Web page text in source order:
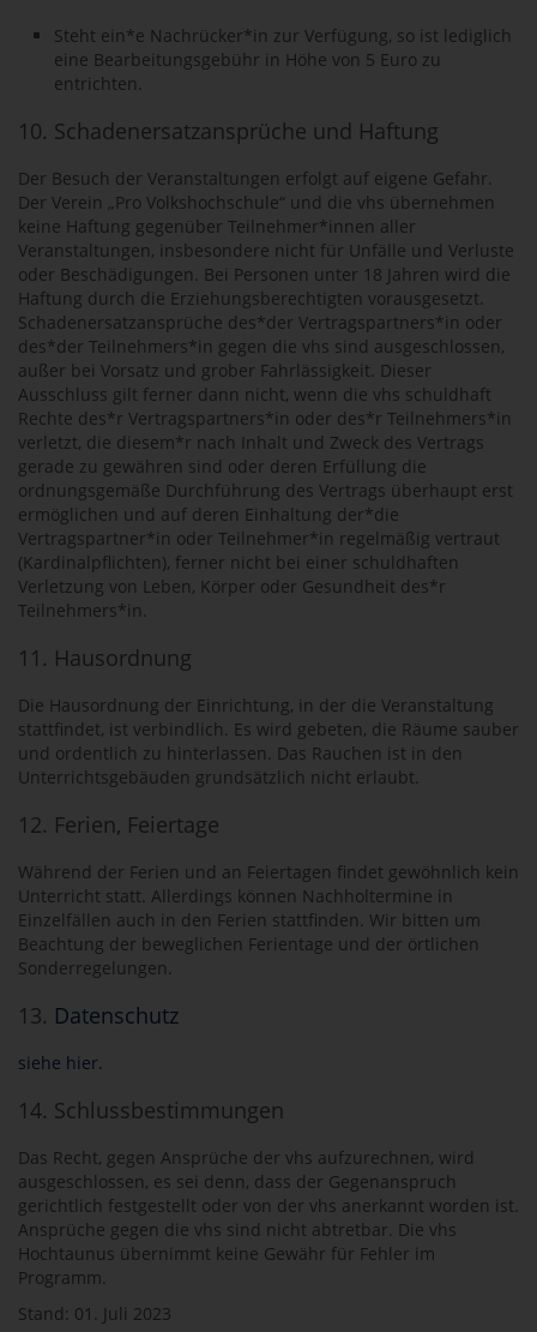
Steht ein*e Nachrücker*in zur Verfügung, so ist lediglich
eine Bearbeitungsgebühr in Höhe von 5 Euro zu
entrichten.
10. Schadenersatzansprüche und Haftung
Der Besuch der Veranstaltungen erfolgt auf eigene Gefahr.
Der Verein „Pro Volkshochschule“ und die vhs übernehmen
keine Haftung gegenüber Teilnehmer*innen aller
Veranstaltungen, insbesondere nicht für Unfälle und Verluste
oder Beschädigungen. Bei Personen unter 18 Jahren wird die
Haftung durch die Erziehungsberechtigten vorausgesetzt.
Schadenersatzansprüche des*der Vertragspartners*in oder
des*der Teilnehmers*in gegen die vhs sind ausgeschlossen,
außer bei Vorsatz und grober Fahrlässigkeit. Dieser
Ausschluss gilt ferner dann nicht, wenn die vhs schuldhaft
Rechte des*r Vertragspartners*in oder des*r Teilnehmers*in
verletzt, die diesem*r nach Inhalt und Zweck des Vertrags
gerade zu gewähren sind oder deren Erfüllung die
ordnungsgemäße Durchführung des Vertrags überhaupt erst
ermöglichen und auf deren Einhaltung der*die
Vertragspartner*in oder Teilnehmer*in regelmäßig vertraut
(Kardinalpflichten), ferner nicht bei einer schuldhaften
Verletzung von Leben, Körper oder Gesundheit des*r
Teilnehmers*in.
11. Hausordnung
Die Hausordnung der Einrichtung, in der die Veranstaltung
stattfindet, ist verbindlich. Es wird gebeten, die Räume sauber
und ordentlich zu hinterlassen. Das Rauchen ist in den
Unterrichtsgebäuden grundsätzlich nicht erlaubt.
12. Ferien, Feiertage
Während der Ferien und an Feiertagen findet gewöhnlich kein
Unterricht statt. Allerdings können Nachholtermine in
Einzelfällen auch in den Ferien stattfinden. Wir bitten um
Beachtung der beweglichen Ferientage und der örtlichen
Sonderregelungen.
13. Datenschutz
siehe hier.
14. Schlussbestimmungen
Das Recht, gegen Ansprüche der vhs aufzurechnen, wird
ausgeschlossen, es sei denn, dass der Gegenanspruch
gerichtlich festgestellt oder von der vhs anerkannt worden ist.
Ansprüche gegen die vhs sind nicht abtretbar. Die vhs
Hochtaunus übernimmt keine Gewähr für Fehler im
Programm.
Stand: 01. Juli 2023